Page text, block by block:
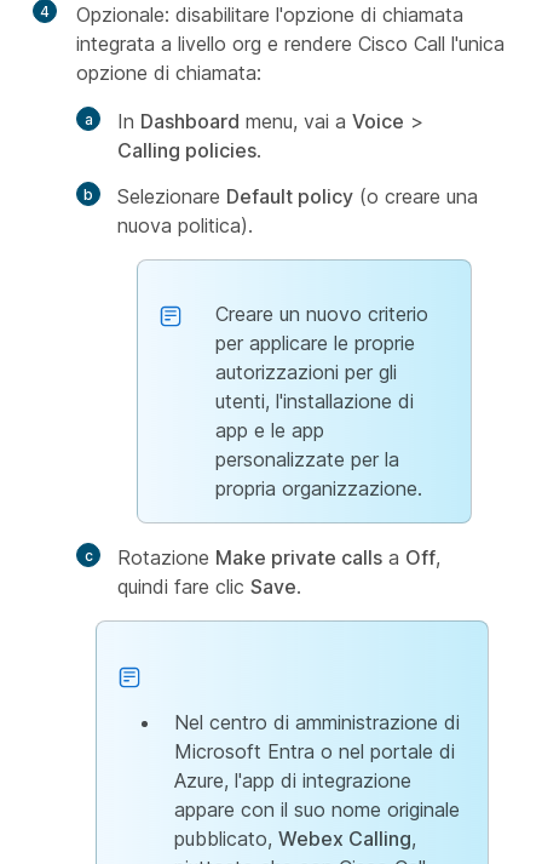
4
Opzionale: disabilitare l'opzione di chiamata
integrata a livello org e rendere Cisco Call l'unica
opzione di chiamata:
In Dashboard menu, vai a Voice >
Calling policies.
Selezionare Default policy (o creare una
nuova politica).
Creare un nuovo criterio
per applicare le proprie
autorizzazioni per gli
utenti, l'installazione di
app e le app
personalizzate per la
propria organizzazione.
Rotazione Make private calls a Off,
quindi fare clic Save.
Nel centro di amministrazione di
Microsoft Entra o nel portale di
Azure, l'app di integrazione
appare con il suo nome originale
pubblicato, Webex Calling,